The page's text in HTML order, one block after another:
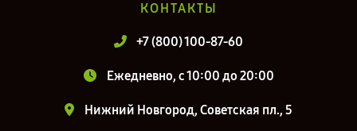
КОНТАКТЫ
+7 (800) 100-87-60
Ежедневно, с 10:00 до 20:00
Нижний Новгород, Советская пл., 5